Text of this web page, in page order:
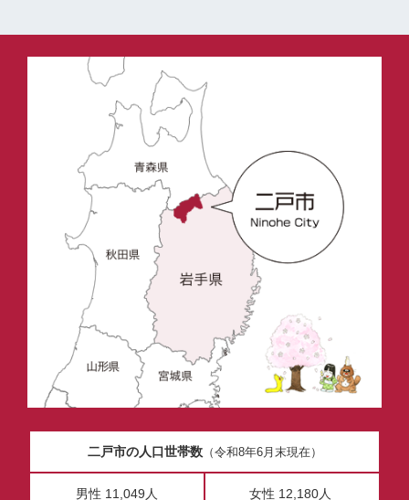
二戸市の人口世帯数（令和8年6月末現在）
男性 11,049人 女性 12,180人